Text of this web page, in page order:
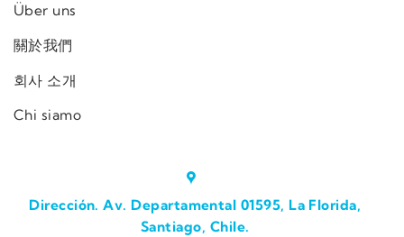
Über uns
關於我們
회사 소개
Chi siamo
Dirección. Av. Departamental 01595, La Florida,
Santiago, Chile.